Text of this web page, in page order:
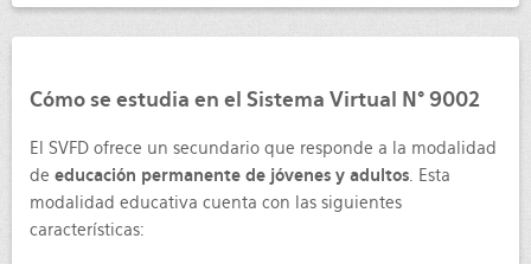
Cómo se estudia en el Sistema Virtual N° 9002
El SVFD ofrece un secundario que responde a la modalidad
de educación permanente de jóvenes y adultos . Esta
modalidad educativa cuenta con las siguientes
características: